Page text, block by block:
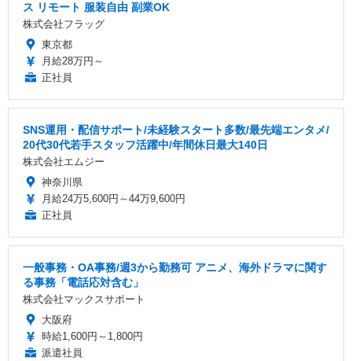
ス リモート 服装自由 副業OK
株式会社フラッグ
東京都
月給28万円～
正社員
SNS運用・配信サポート/未経験スタート多数/最先端エンタメ/
20代30代若手スタッフ活躍中/年間休日最大140日
株式会社エムジー
神奈川県
月給24万5,600円～44万9,600円
正社員
一般事務・OA事務/週3から勤務可 アニメ、海外ドラマに関す
る事務「電話応対含む」
株式会社マックスサポート
大阪府
時給1,600円～1,800円
派遣社員